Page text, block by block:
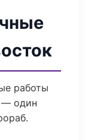
работы
— один